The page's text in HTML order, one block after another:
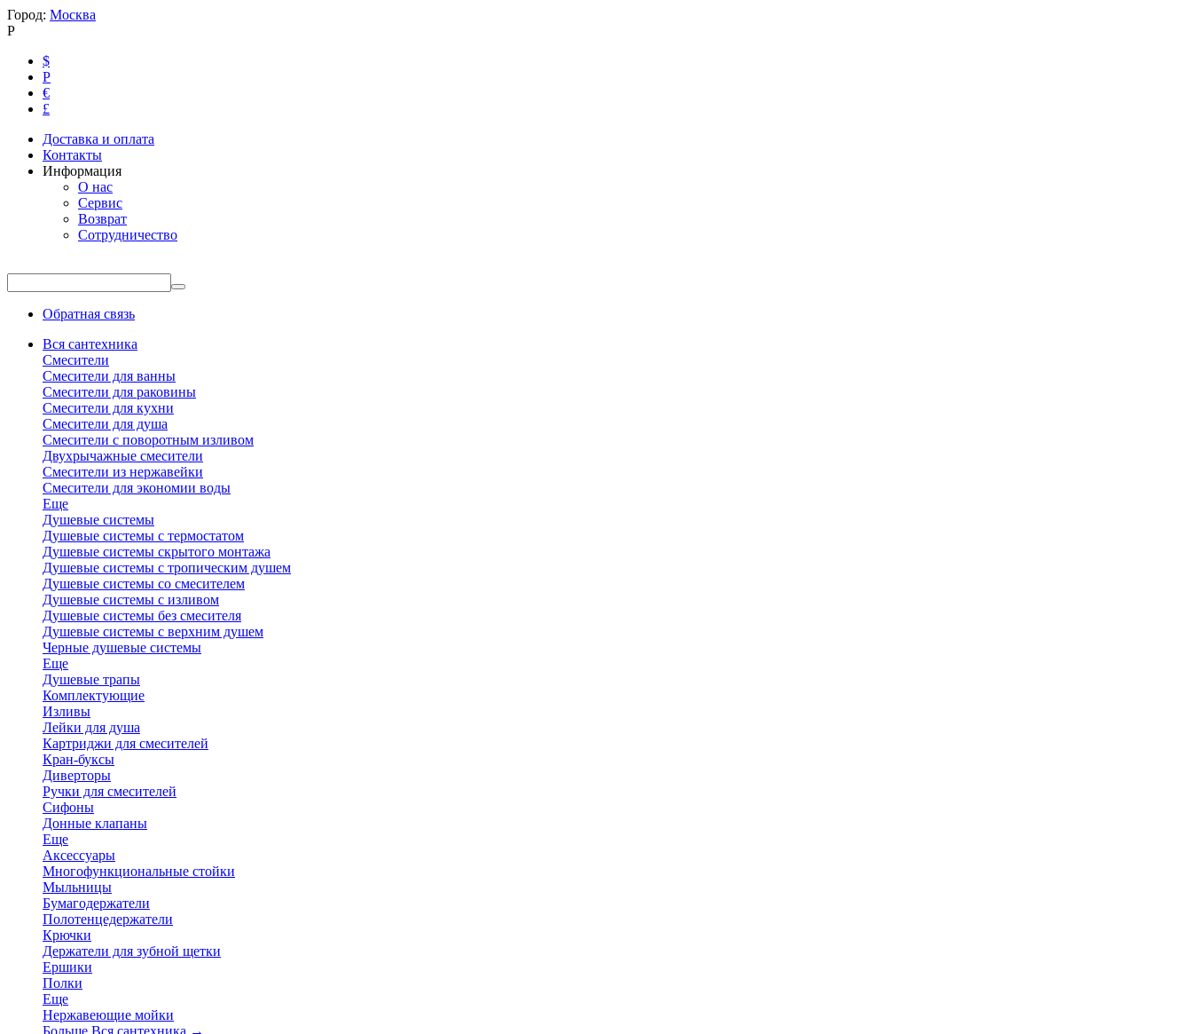
Город: Москва
Р
$
Р
€
£
Доставка и оплата
Контакты
Информация
О нас
Сервис
Возврат
Сотрудничество
Обратная связь
Вся сантехника
Смесители
Смесители для ванны
Смесители для раковины
Смесители для кухни
Смесители для душа
Смесители с поворотным изливом
Двухрычажные смесители
Смесители из нержавейки
Смесители для экономии воды
Еще
Душевые системы
Душевые системы с термостатом
Душевые системы скрытого монтажа
Душевые системы с тропическим душем
Душевые системы со смесителем
Душевые системы с изливом
Душевые системы без смесителя
Душевые системы с верхним душем
Черные душевые системы
Еще
Душевые трапы
Комплектующие
Изливы
Лейки для душа
Картриджи для смесителей
Кран-буксы
Диверторы
Ручки для смесителей
Сифоны
Донные клапаны
Еще
Аксессуары
Многофункциональные стойки
Мыльницы
Бумагодержатели
Полотенцедержатели
Крючки
Держатели для зубной щетки
Ершики
Полки
Еще
Нержавеющие мойки
Больше Вся сантехника →